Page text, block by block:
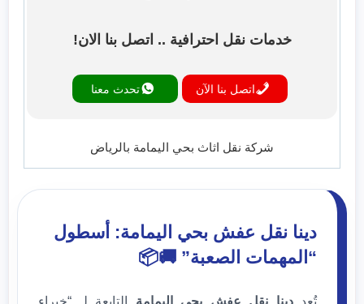
خدمات نقل احترافية .. اتصل بنا الان!
اتصل بنا الآن تحدث معنا
شركة نقل اثاث بحي اليمامة بالرياض
دينا نقل عفش بحي اليمامة: أسطول
“المهمات الصعبة” 🚚📦
تُعددينا نقل عفش بحي اليمامة التابعة لـ “خبراء